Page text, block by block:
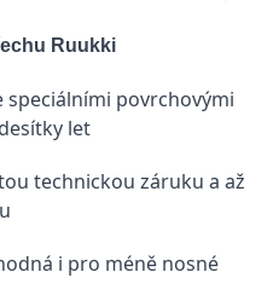
Ruukki
speciálními povrchovými
let
technickou záruku a až
i pro méně nosné